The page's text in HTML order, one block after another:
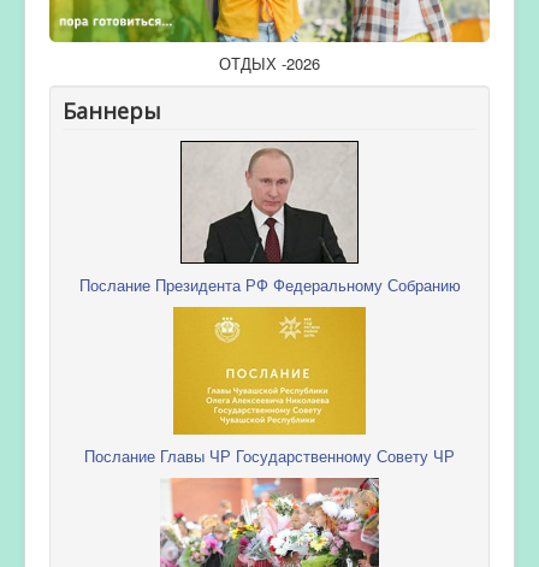
ОТДЫХ -2026
Баннеры
Послание Президента РФ Федеральному Собранию
Послание Главы ЧР Государственному Совету ЧР